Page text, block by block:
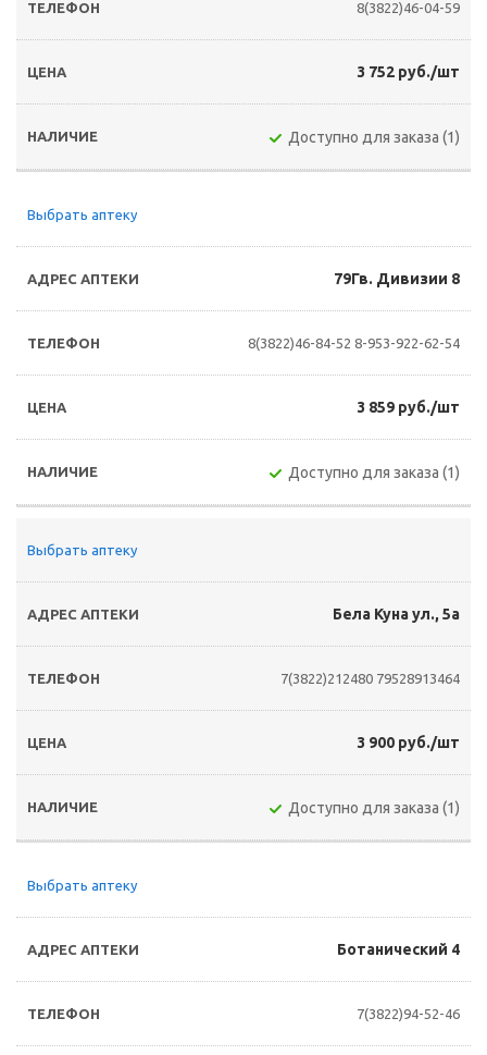
8(3822)46-04-59
3 752 руб./шт
Доступно для заказа (1)
Выбрать аптеку
79Гв. Дивизии 8
8(3822)46-84-52 8-953-922-62-54
3 859 руб./шт
Доступно для заказа (1)
Выбрать аптеку
Бела Куна ул., 5а
7(3822)212480 79528913464
3 900 руб./шт
Доступно для заказа (1)
Выбрать аптеку
Ботанический 4
7(3822)94-52-46